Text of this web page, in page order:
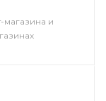
магазина и